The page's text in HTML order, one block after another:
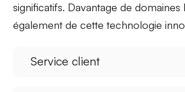
significatifs. Davantage de
également de cette technologie
Service client